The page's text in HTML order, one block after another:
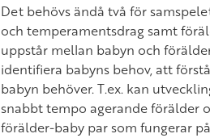
Det behövs ändå två för
och temperamentsdrag samt
uppstår mellan babyn och
identifiera babyns behov, att
babyn behöver. T.ex. kan
snabbt tempo agerande förälder
förälder-baby par som fungerar